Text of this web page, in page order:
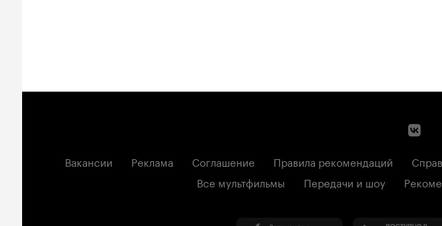
Вакансии Реклама Соглашение Правила рекомендаций
Все мультфильмы
Передачи и шоу